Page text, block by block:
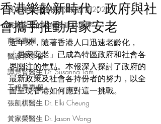
長者維修自住物業津貼計劃2026
長者家居的裝修及建材選擇
商界專欄
醫護界專欄
譚慧賢醫生 Dr. Susanna Tam
工程界專欄
張凱棋醫生 Dr. Elki Cheung
黃家榮醫生 Dr. Jason Wong
香港樂齡新時代：政府與社
會攜手推動居家安老
近年來，隨著香港人口迅速老齡化，
「居家安老」已成為特區政府和社會各
界關注的焦點。本報深入探討了政府的
最新政策及社會各持份者的努力，以全
面呈現香港如何應對這一挑戰。